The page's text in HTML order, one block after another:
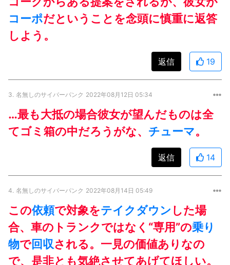
コーポだということを念頭に慎重に返答
しよう。
返信 19
3. 名無しのサイバーパンク 2022年08月12日 05:34
…最も大抵の場合彼女が望んだものは全
てゴミ箱の中だろうがな、 チューマ。
返信 14
4. 名無しのサイバーパンク 2022年08月14日 05:49
この依頼で対象をテイクダウン した場
合、車のトランクではなく“専用”の乗り
物で回収される。一見の価値ありなの
で、是非とも気絶させてあげてほしい。